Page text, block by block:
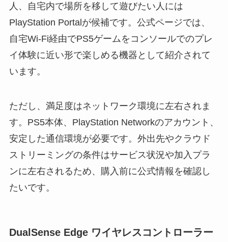
人、自宅内で場所を移して遊びたい人には
PlayStation Portalが候補です。公式ページでは、
自宅Wi-Fi経由でPS5ゲームをコンソールでのプレ
イ体験に近い形で楽しめる機器として紹介されて
います。
ただし、満足度はネットワーク環境に左右されま
す。PS5本体、PlayStation Networkのアカウント、
安定した通信環境が必要です。外出先やクラウド
ストリーミングの条件はサービス状況や加入プラ
ンに左右されるため、購入前に公式情報を確認し
たいです。
DualSense Edge ワイヤレスコントローラー